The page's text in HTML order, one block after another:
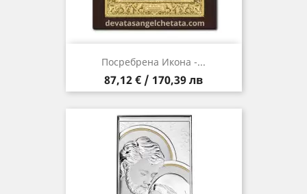
Посребрена Икона -...
Цена
87,12 € / 170,39 лв